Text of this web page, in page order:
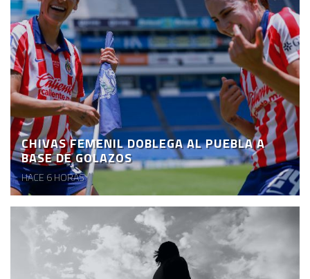
CHIVAS FEMENIL DOBLEGA AL PUEBLA A
BASE DE GOLAZOS
HACE 6 HORAS